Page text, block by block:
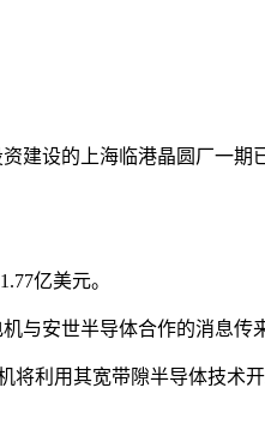
建设的上海临港晶圆厂一期
亿美元。
与安世半导体合作的消息传
利用其宽带隙半导体技术